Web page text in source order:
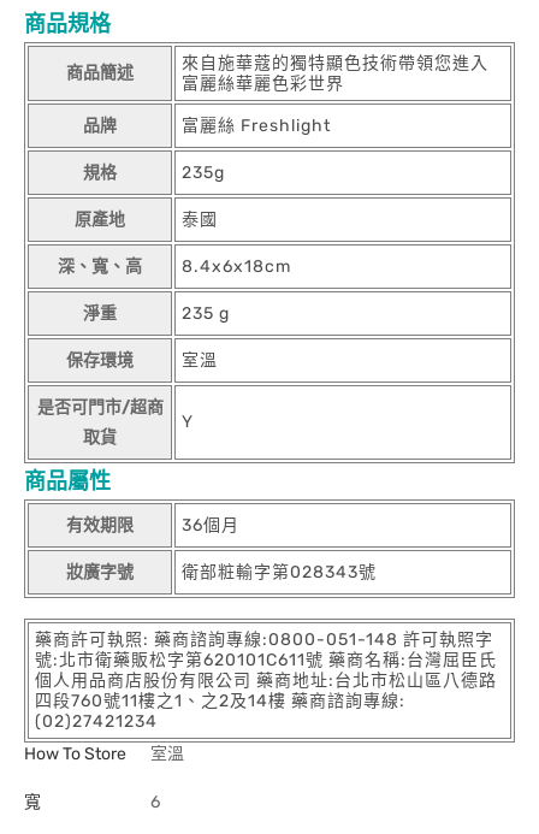
商品規格
商品簡述
來自施華蔻的獨特顯色技術帶領您進入
富麗絲華麗色彩世界
品牌 富麗絲 Freshlight
規格 235g
原產地 泰國
深、寬、高 8.4x6x18cm
淨重 235 g
保存環境 室溫
是否可門市/超商
取貨
Y
商品屬性
有效期限 36個月
妝廣字號 衛部粧輸字第028343號
藥商許可執照: 藥商諮詢專線:0800-051-148 許可執照字
號:北市衛藥販松字第620101C611號 藥商名稱:台灣屈臣氏
個人用品商店股份有限公司 藥商地址:台北市松山區八德路
四段760號11樓之1、之2及14樓 藥商諮詢專線:
(02)27421234
How To Store
室溫
寬 6